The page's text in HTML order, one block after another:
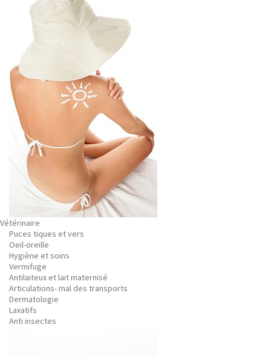
Vétérinaire
Puces tiques et vers
Oeil-oreille
Hygiène et soins
Vermifuge
Antilaiteux et lait maternisé
Articulations- mal des transports
Dermatologie
Laxatifs
Anti insectes